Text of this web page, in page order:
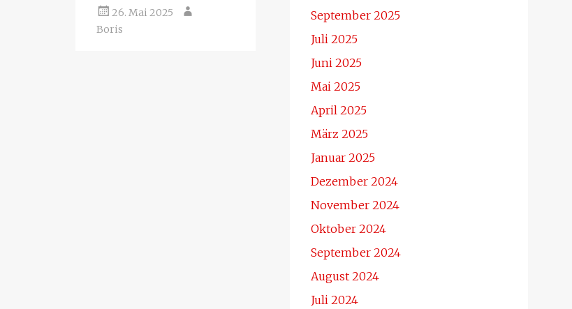
26. Mai 2025
Boris
September 2025
Juli 2025
Juni 2025
Mai 2025
April 2025
März 2025
Januar 2025
Dezember 2024
November 2024
Oktober 2024
September 2024
August 2024
Juli 2024